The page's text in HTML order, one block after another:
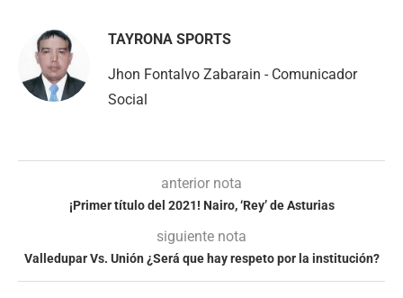
TAYRONA SPORTS
Jhon Fontalvo Zabarain - Comunicador
Social
anterior nota
¡Primer título del 2021! Nairo, ‘Rey’ de Asturias
siguiente nota
Valledupar Vs. Unión ¿Será que hay respeto por la institución?